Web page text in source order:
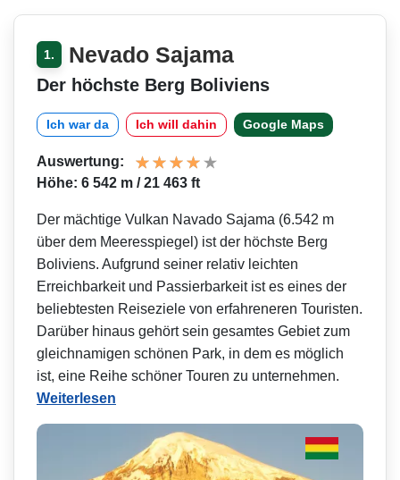
1. Nevado Sajama
Der höchste Berg Boliviens
Ich war da Ich will dahin Google Maps
Auswertung:
Höhe: 6 542 m / 21 463 ft
Der mächtige Vulkan Navado Sajama (6.542 m
über dem Meeresspiegel) ist der höchste Berg
Boliviens. Aufgrund seiner relativ leichten
Erreichbarkeit und Passierbarkeit ist es eines der
beliebtesten Reiseziele von erfahreneren Touristen.
Darüber hinaus gehört sein gesamtes Gebiet zum
gleichnamigen schönen Park, in dem es möglich
ist, eine Reihe schöner Touren zu unternehmen.
Weiterlesen